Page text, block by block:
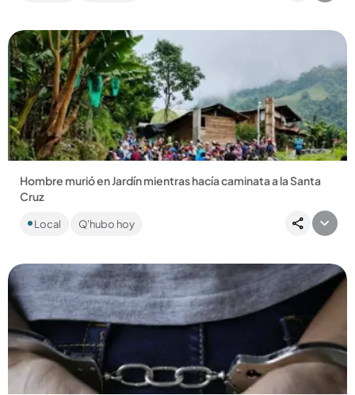
Compartir Noticia
Hombre murió en Jardín mientras hacía caminata a la Santa
Cruz
jardineñas y tiene cierta exigencia por las condiciones del
Local Q'hubo hoy
Compartir Noticia